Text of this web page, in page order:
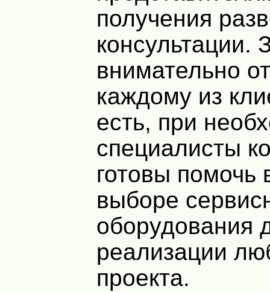
получения
консультации.
внимательно
каждому из
есть, при
специалисты
готовы помочь
выборе
оборудования
реализации
проекта.